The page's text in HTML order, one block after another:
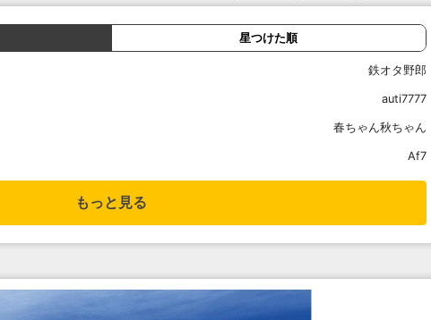
星つけた順
鉄オタ野郎
auti7777
春ちゃん秋ちゃん
Af7
もっと見る